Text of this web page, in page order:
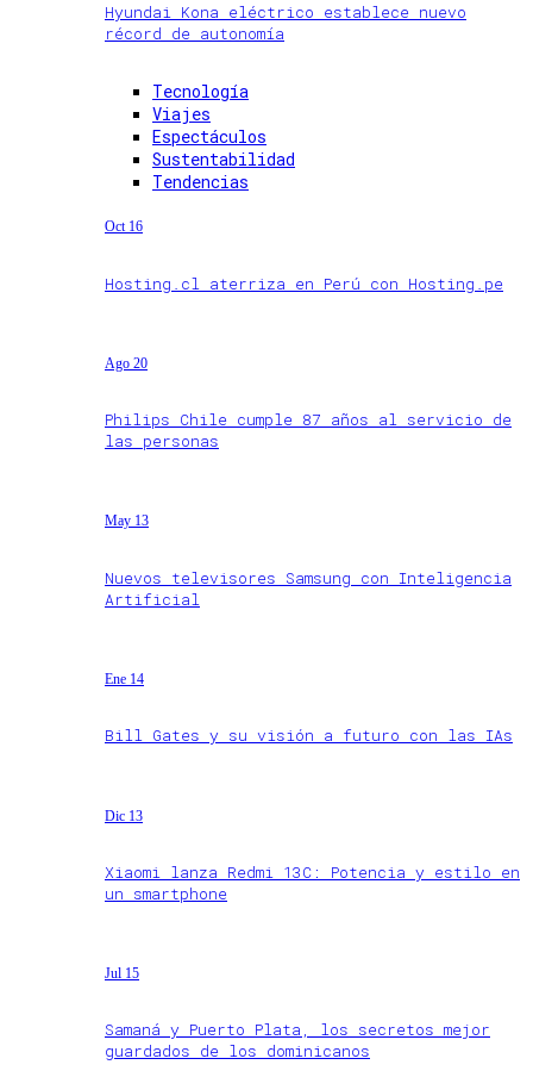
Hyundai Kona eléctrico establece nuevo
récord de autonomía
Tecnología
Viajes
Espectáculos
Sustentabilidad
Tendencias
Oct 16
Hosting.cl aterriza en Perú con Hosting.pe
Ago 20
Philips Chile cumple 87 años al servicio de
las personas
May 13
Nuevos televisores Samsung con Inteligencia
Artificial
Ene 14
Bill Gates y su visión a futuro con las IAs
Dic 13
Xiaomi lanza Redmi 13C: Potencia y estilo en
un smartphone
Jul 15
Samaná y Puerto Plata, los secretos mejor
guardados de los dominicanos